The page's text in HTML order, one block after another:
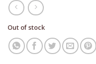
Out of stock